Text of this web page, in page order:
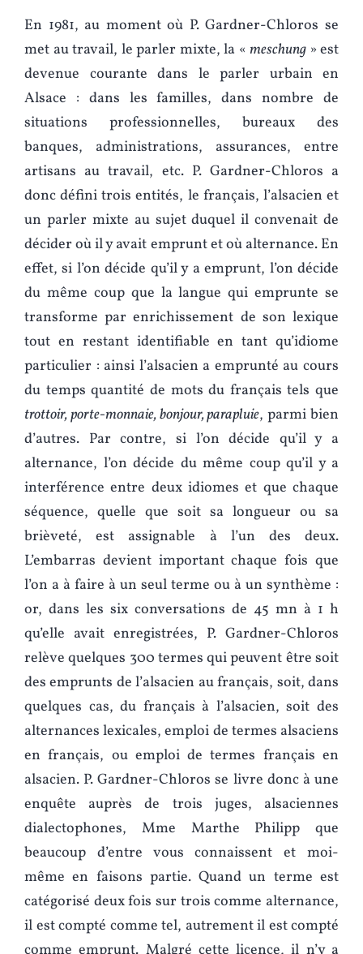
En 1981, au moment où P. Gardner-Chloros se
met au travail, le parler mixte, la « meschung » est
devenue courante dans le parler urbain en
Alsace : dans les familles, dans nombre de
situations professionnelles, bureaux des
banques, administrations, assurances, entre
artisans au travail, etc. P. Gardner-Chloros a
donc défini trois entités, le français, l’alsacien et
un parler mixte au sujet duquel il convenait de
décider où il y avait emprunt et où alternance. En
effet, si l’on décide qu’il y a emprunt, l’on décide
du même coup que la langue qui emprunte se
transforme par enrichissement de son lexique
tout en restant identifiable en tant qu’idiome
particulier : ainsi l’alsacien a emprunté au cours
du temps quantité de mots du français tels que
trottoir, porte-monnaie, bonjour, parapluie, parmi bien
d’autres. Par contre, si l’on décide qu’il y a
alternance, l’on décide du même coup qu’il y a
interférence entre deux idiomes et que chaque
séquence, quelle que soit sa longueur ou sa
brièveté, est assignable à l’un des deux.
L’embarras devient important chaque fois que
l’on a à faire à un seul terme ou à un synthème :
or, dans les six conversations de 45 mn à 1 h
qu’elle avait enregistrées, P. Gardner-Chloros
relève quelques 300 termes qui peuvent être soit
des emprunts de l’alsacien au français, soit, dans
quelques cas, du français à l’alsacien, soit des
alternances lexicales, emploi de termes alsaciens
en français, ou emploi de termes français en
alsacien. P. Gardner-Chloros se livre donc à une
enquête auprès de trois juges, alsaciennes
dialectophones, Mme Marthe Philipp que
beaucoup d’entre vous connaissent et moi-
même en faisons partie. Quand un terme est
catégorisé deux fois sur trois comme alternance,
il est compté comme tel, autrement il est compté